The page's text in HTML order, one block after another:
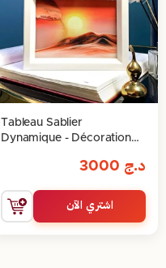
Tableau Sablier
Dynamique - Décoration
د.ج
اشتري الآن